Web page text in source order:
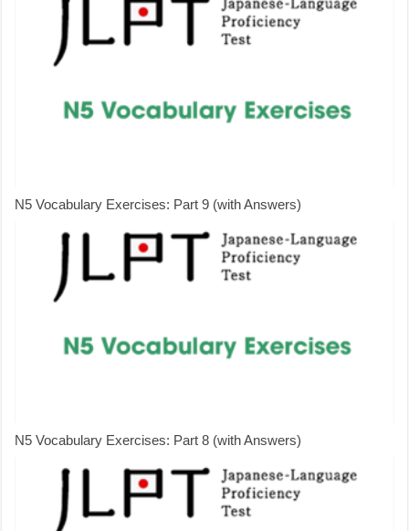
N5 Vocabulary Exercises: Part 9 (with Answers)
N5 Vocabulary Exercises: Part 8 (with Answers)